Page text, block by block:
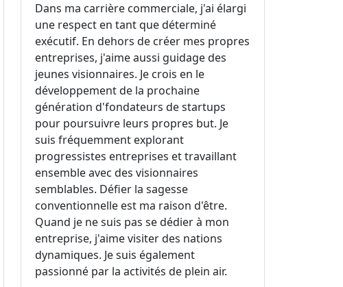
Dans ma carrière commerciale, j'ai élargi
une respect en tant que déterminé
exécutif. En dehors de créer mes propres
entreprises, j'aime aussi guidage des
jeunes visionnaires. Je crois en le
développement de la prochaine
génération d'fondateurs de startups
pour poursuivre leurs propres but. Je
suis fréquemment explorant
progressistes entreprises et travaillant
ensemble avec des visionnaires
semblables. Défier la sagesse
conventionnelle est ma raison d'être.
Quand je ne suis pas se dédier à mon
entreprise, j'aime visiter des nations
dynamiques. Je suis également
passionné par la activités de plein air.